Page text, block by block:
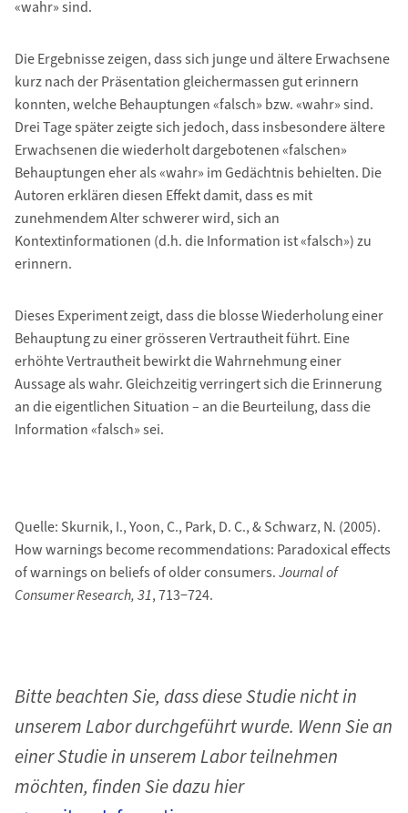
«wahr» sind.
Die Ergebnisse zeigen, dass sich junge und ältere Erwachsene
kurz nach der Präsentation gleichermassen gut erinnern
konnten, welche Behauptungen «falsch» bzw. «wahr» sind.
Drei Tage später zeigte sich jedoch, dass insbesondere ältere
Erwachsenen die wiederholt dargebotenen «falschen»
Behauptungen eher als «wahr» im Gedächtnis behielten. Die
Autoren erklären diesen Effekt damit, dass es mit
zunehmendem Alter schwerer wird, sich an
Kontextinformationen (d.h. die Information ist «falsch») zu
erinnern.
Dieses Experiment zeigt, dass die blosse Wiederholung einer
Behauptung zu einer grösseren Vertrautheit führt. Eine
erhöhte Vertrautheit bewirkt die Wahrnehmung einer
Aussage als wahr. Gleichzeitig verringert sich die Erinnerung
an die eigentlichen Situation – an die Beurteilung, dass die
Information «falsch» sei.
Quelle: Skurnik, I., Yoon, C., Park, D. C., & Schwarz, N. (2005).
How warnings become recommendations: Paradoxical effects
of warnings on beliefs of older consumers.Journal of
Consumer Research, 31, 713−724.
Bitte beachten Sie, dass diese Studie nicht in
unserem Labor durchgeführt wurde. Wenn Sie an
einer Studie in unserem Labor teilnehmen
möchten, finden Sie dazu hier